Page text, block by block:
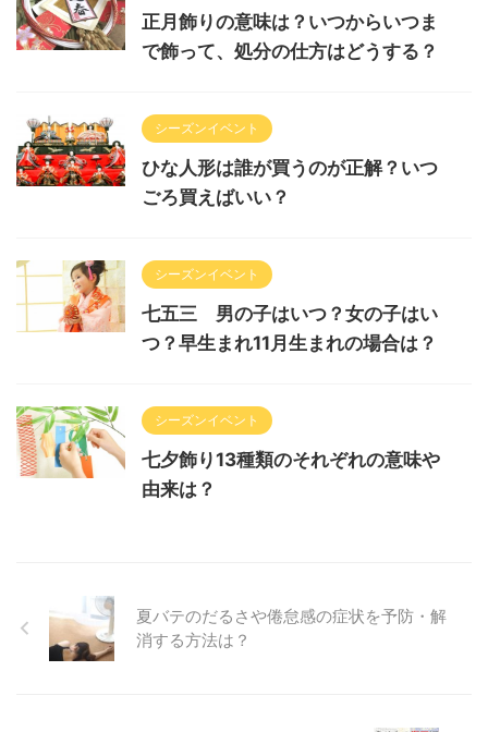
正月飾りの意味は？いつからいつま
で飾って、処分の仕方はどうする？
シーズンイベント
ひな人形は誰が買うのが正解？いつ
ごろ買えばいい？
シーズンイベント
七五三 男の子はいつ？女の子はい
つ？早生まれ11月生まれの場合は？
シーズンイベント
七夕飾り13種類のそれぞれの意味や
由来は？
夏バテのだるさや倦怠感の症状を予防・解
消する方法は？